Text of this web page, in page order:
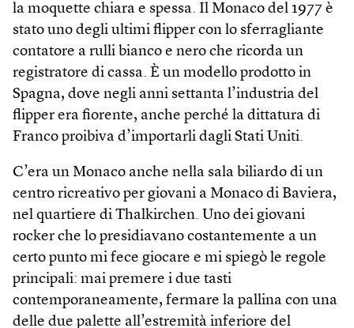
la moquette chiara e spessa. Il Monaco del 1977 è
stato uno degli ultimi flipper con lo sferragliante
contatore a rulli bianco e nero che ricorda un
registratore di cassa. È un modello prodotto in
Spagna, dove negli anni settanta l’industria del
flipper era fiorente, anche perché la dittatura di
Franco proibiva d’importarli dagli Stati Uniti.
C’era un Monaco anche nella sala biliardo di un
centro ricreativo per giovani a Monaco di Baviera,
nel quartiere di Thalkirchen. Uno dei giovani
rocker che lo presidiavano costantemente a un
certo punto mi fece giocare e mi spiegò le regole
principali: mai premere i due tasti
contemporaneamente, fermare la pallina con una
delle due palette all’estremità inferiore del